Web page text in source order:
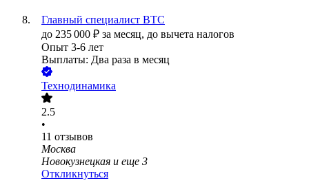
Главный специалист ВТС
до 235 000 ₽ за месяц, до вычета налогов
Опыт 3-6 лет
Выплаты: Два раза в месяц
Технодинамика
2.5
•
11 отзывов
Москва
Новокузнецкая и еще 3
Откликнуться